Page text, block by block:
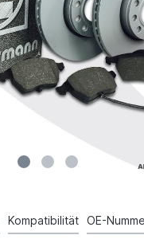
Kompatibilität OE-